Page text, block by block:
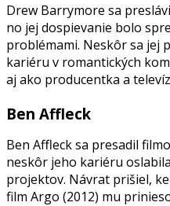
Drew Barrymore sa
no jej dospievanie bolo
problémami. Neskôr sa jej
kariéru v romantických
aj ako producentka a
Ben Affleck
Ben Affleck sa presadil
neskôr jeho kariéru
projektov. Návrat prišiel,
film Argo (2012) mu